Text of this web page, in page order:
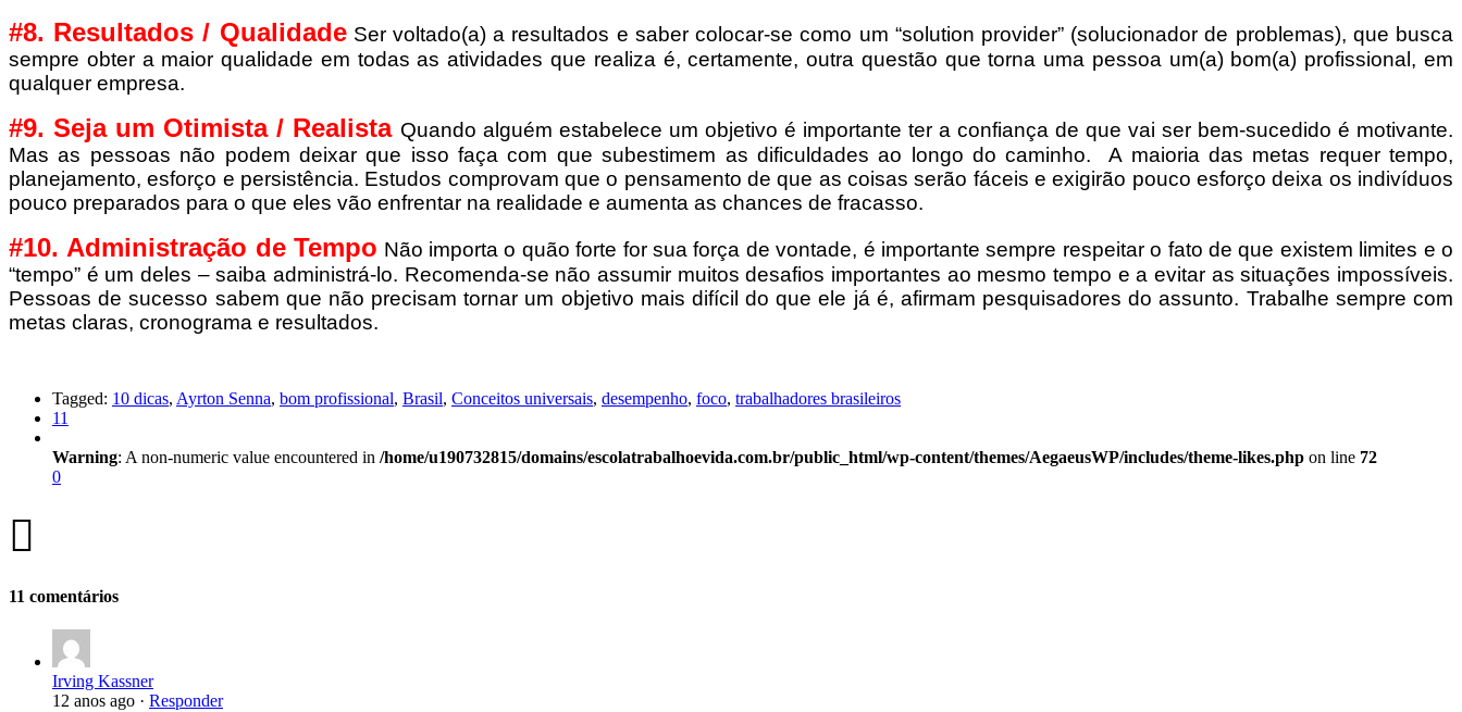
#8. Resultados / Qualidade Ser voltado(a) a resultados e saber colocar-se como um “solution provider” (solucionador de problemas), que busca
sempre obter a maior qualidade em todas as atividades que realiza é, certamente, outra questão que torna uma pessoa um(a) bom(a) profissional, em
qualquer empresa.
#9. Seja um Otimista / Realista Quando alguém estabelece um objetivo é importante ter a confiança de que vai ser bem-sucedido é motivante.
Mas as pessoas não podem deixar que isso faça com que subestimem as dificuldades ao longo do caminho. A maioria das metas requer tempo,
planejamento, esforço e persistência. Estudos comprovam que o pensamento de que as coisas serão fáceis e exigirão pouco esforço deixa os indivíduos
pouco preparados para o que eles vão enfrentar na realidade e aumenta as chances de fracasso.
#10. Administração de Tempo Não importa o quão forte for sua força de vontade, é importante sempre respeitar o fato de que existem limites e o
“tempo” é um deles – saiba administrá-lo. Recomenda-se não assumir muitos desafios importantes ao mesmo tempo e a evitar as situações impossíveis.
Pessoas de sucesso sabem que não precisam tornar um objetivo mais difícil do que ele já é, afirmam pesquisadores do assunto. Trabalhe sempre com
metas claras, cronograma e resultados.
Tagged: 10 dicas, Ayrton Senna, bom profissional, Brasil, Conceitos universais, desempenho, foco, trabalhadores brasileiros
11
Warning: A non-numeric value encountered in /home/u190732815/domains/escolatrabalhoevida.com.br/public_html/wp-content/themes/AegaeusWP/includes/theme-likes.php on line 72
0
11 comentários
Irving Kassner
12 anos ago · Responder